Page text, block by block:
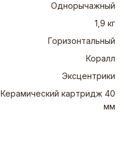
Однорычажный
1,9 кг
Горизонтальный
Коралл
Эксцентрики
Керамический картридж 40
мм